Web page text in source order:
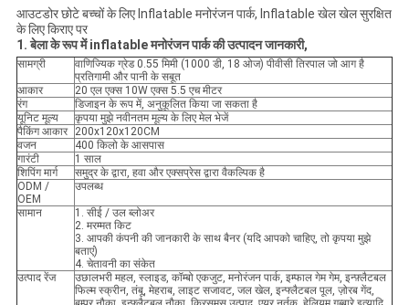
आउटडोर छोटे बच्चों के लिए Inflatable मनोरंजन पार्क, Inflatable खेल खेल सुरक्षित
के लिए किराए पर
1. बेला के रूप में inflatable मनोरंजन पार्क की उत्पादन जानकारी,
सामग्री
वाणिज्यिक ग्रेड 0.55 मिमी (1000 डी, 18 ओज) पीवीसी तिरपाल जो आग है
प्रतिगामी और पानी के सबूत
आकार
20 एल एक्स 10W एक्स 5.5 एच मीटर
रंग
डिजाइन के रूप में, अनुकूलित किया जा सकता है
यूनिट मूल्य
कृपया मुझे नवीनतम मूल्य के लिए मेल भेजें
पैकिंग आकार
200x120x120CM
वजन
400 किलो के आसपास
गारंटी
1 साल
शिपिंग मार्ग
समुद्र के द्वारा, हवा और एक्सप्रेस द्वारा वैकल्पिक है
ODM /
OEM
उपलब्ध
सामान
1. सीई / उल ब्लोअर
2. मरम्मत किट
3. आपकी कंपनी की जानकारी के साथ बैनर (यदि आपको चाहिए, तो कृपया मुझे
बताएं)
4. चेतावनी का संकेत
उत्पाद रेंज
उछालभरी महल, स्लाइड, कॉम्बो एकजुट, मनोरंजन पार्क, इम्फाल गेम गेम, इन्फ़्लैटबल
फिल्म स्क्रीन, तंबू, मेहराब, लाइट सजावट, जल खेल, इन्फ्लैटबल पूल, ज़ोरब गेंद,